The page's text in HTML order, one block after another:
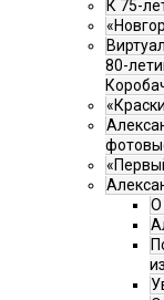
К 75-
80-
О